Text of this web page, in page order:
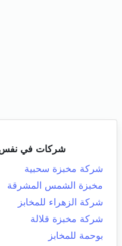
شركات في نفس
شركة مخبزة سحبية
مخبزة الشمس المشرقة
شركة الزهراء للمخابز
شركة مخبزة قلالة
بوحمة للمخابز